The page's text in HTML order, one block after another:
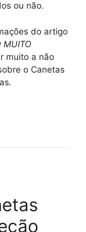
ou não.
do artigo
MUITO
muito a não
o Canetas
.